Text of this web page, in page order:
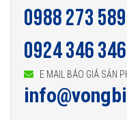
0988 273 589
0924 346 346
E MAIL BÁO GIÁ SẢN